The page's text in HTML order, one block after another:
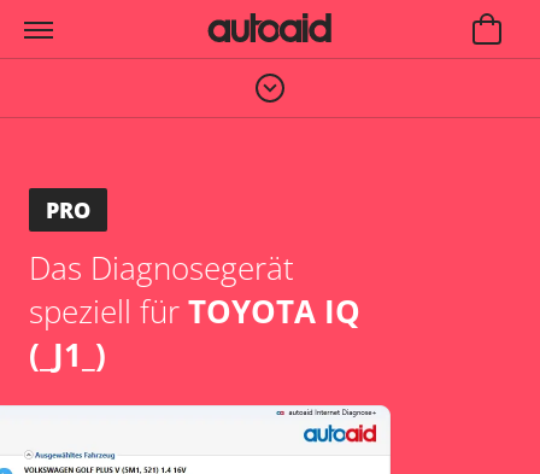
PRO
Das Diagnosegerät
speziell fürTOYOTA IQ
(_J1_)